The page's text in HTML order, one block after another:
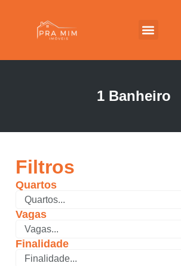
1 Banheiro
Filtros
Quartos
Vagas
Finalidade